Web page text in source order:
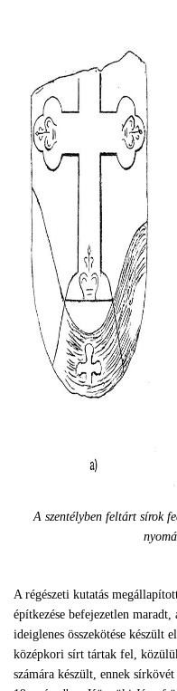
A szentélyben feltárt sírok
A régészeti kutatás
építkezése befejezetlen
ideiglenes összekötése készült
középkori sírt tártak fel,
számára készült, ennek